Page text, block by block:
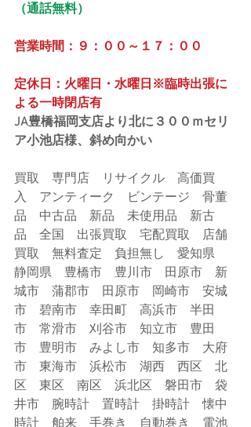
（通話無料）
営業時間：９：００～１７：００
定休日：火曜日・水曜日※臨時出張に
よる一時閉店有
JA豊橋福岡支店より北に３００ｍセリ
ア小池店様、斜め向かい
買取　専門店　リサイクル　高価買
入　アンティーク　ビンテージ　骨董
品　中古品　新品　未使用品　新古
品　全国　出張買取　宅配買取　店舗
買取　無料査定　負担無し　愛知県
静岡県　豊橋市　豊川市　田原市　新
城市　蒲郡市　田原市　岡崎市　安城
市　碧南市　幸田町　高浜市　半田
市　常滑市　刈谷市　知立市　豊田
市　豊明市　みよし市　知多市　大府
市　東海市　浜松市　湖西　西区　北
区　東区　南区　浜北区　磐田市　袋
井市　腕時計　置時計　掛時計　懐中
時計　舶来　手巻き　自動巻き　電池